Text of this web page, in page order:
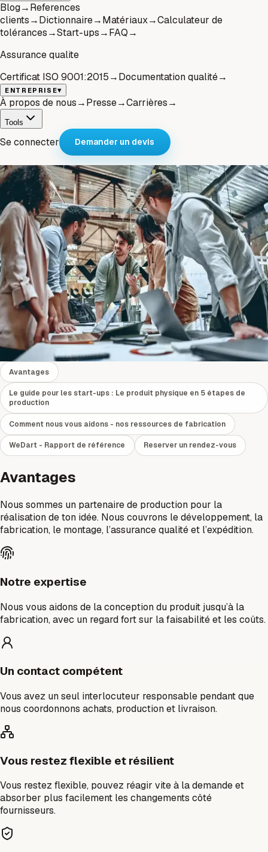
Blog→References
clients→Dictionnaire→Matériaux→Calculateur de
tolérances→Start-ups→FAQ→
Assurance qualite
Certificat ISO 9001:2015→Documentation qualité→
ENTREPRISE▾
À propos de nous→Presse→Carrières→
Tools
Se connecter Demander un devis
Start-Ups
L'expert des start-ups : Fabriquer ton
propre produit avec nous
Tu as une idée de produit mais pas encore de plan
concret pour la réaliser ?
Tu as déjà un prototype et tu dois maintenant le rendre
fabricable ?
Tu as un produit prêt pour le marché, mais pas encore
de partenaire de production fiable ?
Nous sommes le bon partenaire pour transformer
rapidement ton produit physique en réalité industrielle.
Demander un devisContacter maintenant
Avantages
Le guide pour les start-ups : Le produit physique en 5 étapes de
production
Comment nous vous aidons - nos ressources de fabrication
WeDart - Rapport de référence Reserver un rendez-vous
Avantages
Nous sommes un partenaire de production pour la
réalisation de ton idée. Nous couvrons le développement, la
fabrication, le montage, l’assurance qualité et l’expédition.
Notre expertise
Nous vous aidons de la conception du produit jusqu’à la
fabrication, avec un regard fort sur la faisabilité et les coûts.
Un contact compétent
Vous avez un seul interlocuteur responsable pendant que
nous coordonnons achats, production et livraison.
Vous restez flexible et résilient
Vous restez flexible, pouvez réagir vite à la demande et
absorber plus facilement les changements côté
fournisseurs.